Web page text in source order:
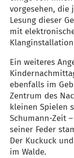
vorgesehen, die
Lesung dieser
mit
Ein weiteres
ebenfalls im
Zentrum des
kleinen Spielen
Schumann-Zeit
seiner Feder
Der Kuckuck
im Walde.